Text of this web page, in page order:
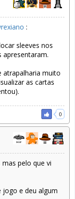
:
sleeves nos
atrapalharia muito
as cartas
0
pelo que vi
jogo e deu algum